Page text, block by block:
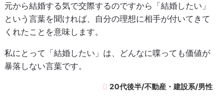
元から結婚する気で交際するのですから「結婚したい」
という言葉を聞ければ、自分の理想に相手が付いてきて
くれたことを意味します。
私にとって「結婚したい」は、どんなに喋っても価値が
暴落しない言葉です。
20代後半/不動産・建設系/男性